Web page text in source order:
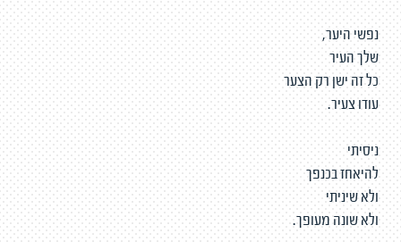
נפשי היער,
שלך העיר
כל זה ישן רק הצער
עודו צעיר.
ניסיתי
להיאחז בכנפך
ולא שיניתי
ולא שונה מעופך.